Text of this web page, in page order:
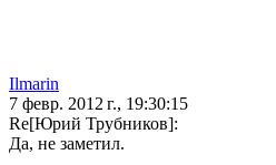
Ilmarin
7 февр. 2012 г., 19:30:15
Re[Юрий Трубников]:
Да, не заметил.